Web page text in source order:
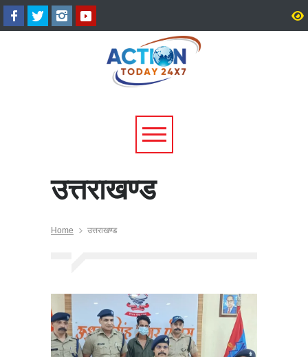
श्रीनगर में किराये के कमरे में मिला
बीए छात्र का शव, आत्महत्या की
आशंका; पुलिस जांच में जुटी
उत्तराखण्ड
Home उत्तराखण्ड